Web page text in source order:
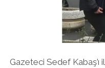
Gazeteci Sedef Kabaş’ı